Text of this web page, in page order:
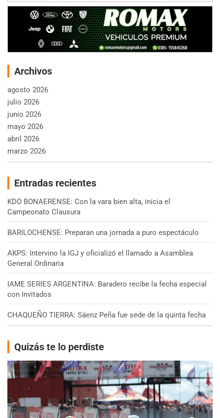
Archivos
agosto 2026
julio 2026
junio 2026
mayo 2026
abril 2026
marzo 2026
Entradas recientes
KDO BONAERENSE: Con la vara bien alta, inicia el
Campeonato Clausura
BARILOCHENSE: Preparan una jornada a puro espectáculo
AKPS: Intervino la IGJ y oficializó el llamado a Asamblea
General Ordinaria
IAME SERIES ARGENTINA: Baradero recibe la fecha especial
con Invitados
CHAQUEÑO TIERRA: Sáenz Peña fue sede de la quinta fecha
Quizás te lo perdiste